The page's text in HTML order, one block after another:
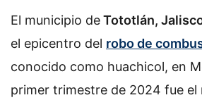
El municipio deTototlán,
el epicentro del robo de
conocido como huachicol, en
primer trimestre de 2024 fue el